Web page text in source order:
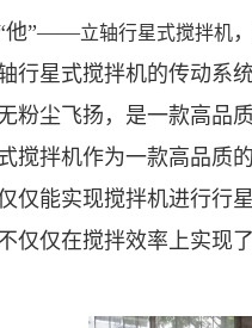
他”——立轴行星式搅拌机
行星式搅拌机的传动系
粉尘飞扬，是一款高品
搅拌机作为一款高品质的
仅能实现搅拌机进行行
仅仅在搅拌效率上实现